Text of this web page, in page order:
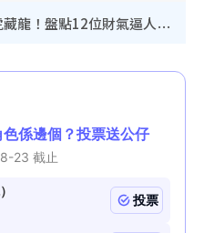
《愛回家》隱形富豪臥虎藏龍！盤點12位財氣逼人的有錢藝人：呢位靚女3億身家唔憂做